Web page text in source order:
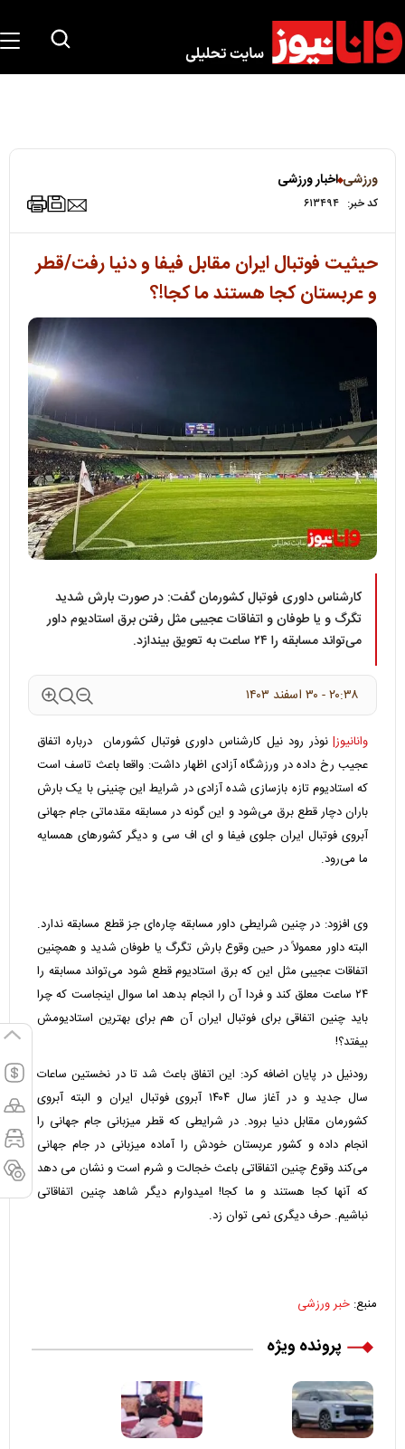
ورزشی اخبار ورزشی
کد خبر: ۶۱۳۴۹۴
حیثیت فوتبال ایران مقابل فیفا و دنیا رفت/قطر
و عربستان کجا هستند ما کجا!؟
کارشناس داوری فوتبال کشورمان گفت: در صورت بارش شدید
تگرگ و یا طوفان و اتفاقات عجیبی مثل رفتن برق استادیوم داور
می‌تواند مسابقه را ۲۴ ساعت به تعویق بیندازد.
۲۰:۳۸ - ۳۰ اسفند ۱۴۰۳
وانانیوز| نوذر رود نیل کارشناس داوری فوتبال کشورمان درباره اتفاق
عجیب رخ داده در ورزشگاه آزادی اظهار داشت: واقعا باعث تاسف است
که استادیوم تازه بازسازی شده آزادی در شرایط این چنینی با یک بارش
باران دچار قطع برق می‌شود و این گونه در مسابقه مقدماتی جام جهانی
آبروی فوتبال ایران جلوی فیفا و ای اف سی و دیگر کشورهای همسایه
ما می‌رود.
وی افزود: در چنین شرایطی داور مسابقه چاره‌ای جز قطع مسابقه ندارد.
البته داور معمولاً در حین وقوع بارش تگرگ یا طوفان شدید و همچنین
اتفاقات عجیبی مثل این که برق استادیوم قطع شود می‌تواند مسابقه را
۲۴ ساعت معلق کند و فردا آن را انجام بدهد اما سوال اینجاست که چرا
باید چنین اتفاقی برای فوتبال ایران آن هم برای بهترین استادیومش
بیفتد؟!
رودنیل در پایان اضافه کرد: این اتفاق باعث شد تا در نخستین ساعات
سال جدید و در آغاز سال ۱۴۰۴ آبروی فوتبال ایران و البته آبروی
کشورمان مقابل دنیا برود. در شرایطی که قطر میزبانی جام جهانی را
انجام داده و کشور عربستان خودش را آماده میزبانی در جام جهانی
می‌کند وقوع چنین اتفاقاتی باعث خجالت و شرم است و نشان می دهد
که آنها کجا هستند و ما کجا! امیدوارم دیگر شاهد چنین اتفاقاتی
نباشیم. حرف دیگری نمی توان زد.
منبع: خبر ورزشی
پرونده ویژه